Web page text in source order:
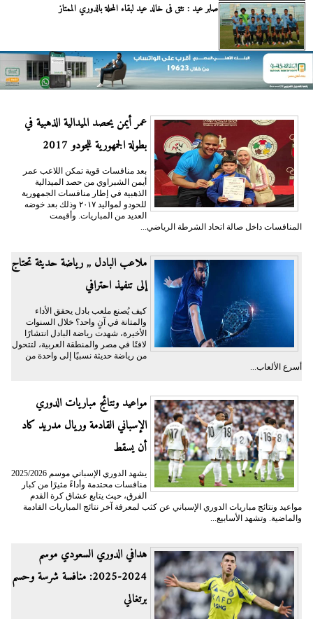
صابر عيد : نثق فى خالد عيد لبقاء المحلة بالدوري الممتاز
عمر أيمن يحصد الميدالية الذهبية في
بطولة الجمهورية للجودو 2017
بعد منافسات قوية تمكن اللاعب عمر
أيمن الشبراوي من حصد الميدالية
الذهبية في إطار منافسات الجمهورية
للحودو لمواليد ٢٠١٧ وذلك بعد خوضه
العديد من المباريات. وأقيمت
المنافسات داخل صالة اتحاد الشرطة الرياضي...
ملاعب البادل ,, رياضة حديثة تحتاج
إلى تنفيذ احترافي
كيف يُصنع ملعب بادل يحقق الأداء
والمتانة في آنٍ واحد؟ خلال السنوات
الأخيرة، شهدت رياضة البادل انتشارًا
لافتًا في مصر والمنطقة العربية، لتتحول
من رياضة حديثة نسبيًا إلى واحدة من
أسرع الألعاب...
مواعيد ونتائج مباريات الدوري
الإسباني القادمة وريال مدريد كاد
أن يسقط
يشهد الدوري الإسباني موسم 2025/2026
منافسات محتدمة وأداءً مثيرًا من كبار
الفرق، حيث يتابع عشاق كرة القدم
مواعيد ونتائج مباريات الدوري الإسباني عن كثب لمعرفة آخر نتائج المباريات القادمة
والماضية. وتشهد الأسابيع...
هدافي الدوري السعودي موسم
2024-2025: منافسة شرسة وحسم
برتغالي